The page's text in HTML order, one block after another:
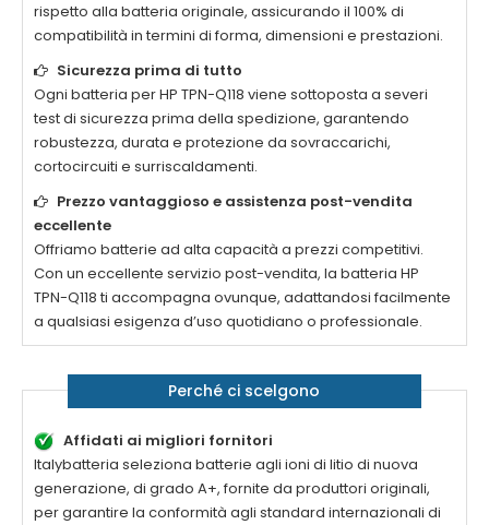
rispetto alla batteria originale, assicurando il 100% di
compatibilità in termini di forma, dimensioni e prestazioni.
Sicurezza prima di tutto
Ogni batteria per HP TPN-Q118 viene sottoposta a severi
test di sicurezza prima della spedizione, garantendo
robustezza, durata e protezione da sovraccarichi,
cortocircuiti e surriscaldamenti.
Prezzo vantaggioso e assistenza post-vendita
eccellente
Offriamo batterie ad alta capacità a prezzi competitivi.
Con un eccellente servizio post-vendita, la batteria HP
TPN-Q118 ti accompagna ovunque, adattandosi facilmente
a qualsiasi esigenza d’uso quotidiano o professionale.
Perché ci scelgono
Affidati ai migliori fornitori
Italybatteria seleziona batterie agli ioni di litio di nuova
generazione, di grado A+, fornite da produttori originali,
per garantire la conformità agli standard internazionali di